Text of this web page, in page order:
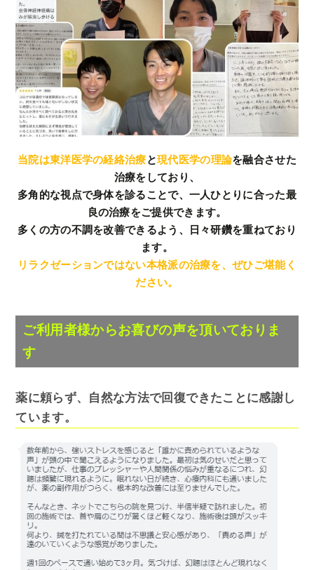
当院は東洋医学の経絡治療と現代医学の理論を融合させた
治療をしており、
多角的な視点で身体を診ることで、一人ひとりに合った最
良の治療をご提供できます。
多くの方の不調を改善できるよう、日々研鑽を重ねており
ます。
リラクゼーションではない本格派の治療を、ぜひご堪能く
ださい。
ご利用者様からお喜びの声を頂いておりま
す
薬に頼らず、自然な方法で回復できたことに感謝し
ています。